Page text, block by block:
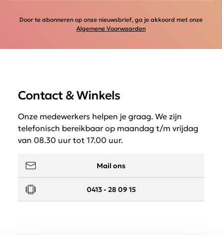
Door te abonneren op onze nieuwsbrief, ga je akkoord met onze
Algemene Voorwaarden
Contact & Winkels
Onze medewerkers helpen je graag. We zijn
telefonisch bereikbaar op maandag t/m vrijdag
van 08.30 uur tot 17.00 uur.
Mail ons
0413 - 28 09 15